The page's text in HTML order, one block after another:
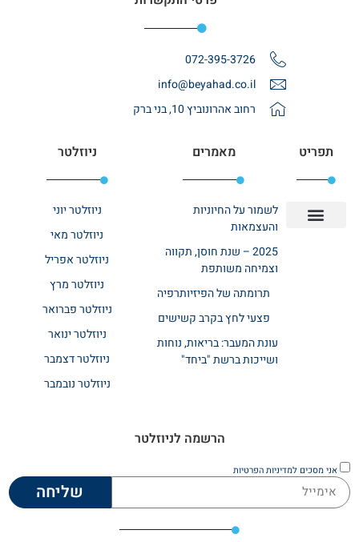
072-395-3726
info@beyahad.co.il
רחוב אהרונוביץ 10, בני ברק
תפריט מאמרים
לשמור על החיוניות
והעצמאות
2025 – שנת חוסן, תקווה
וצמיחה משותפת
תרומתה של הפיזיותרפיה
פצעי לחץ בקרב קשישים
עונת המעבר: בריאות, נוחות
ושייכות ברשת "ביחד"
ניוזלטר
ניוזלטר יוני
ניוזלטר מאי
ניוזלטר אפריל
ניוזלטר מרץ
ניוזלטר פברואר
ניוזלטר ינואר
ניוזלטר דצמבר
ניוזלטר נובמבר
הרשמה לניוזלטר
אני מסכים למדיניות הפרטיות
שליחה